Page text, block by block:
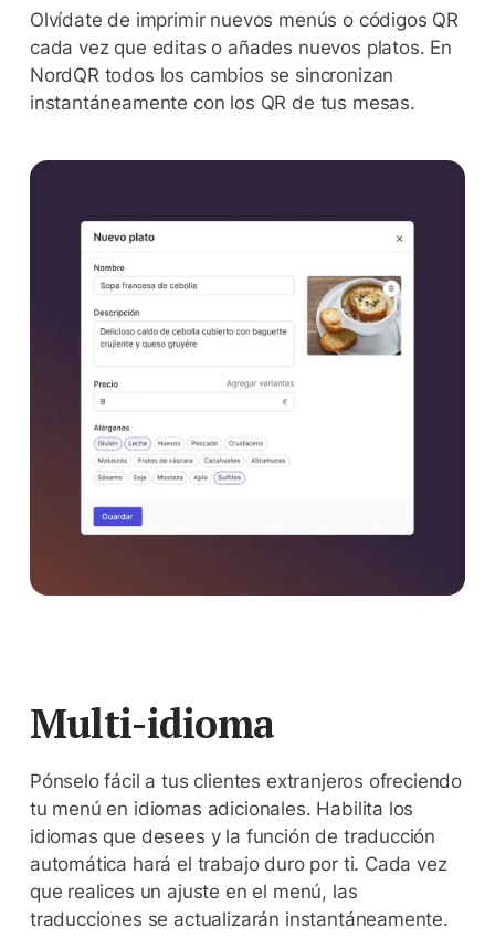
Olvídate de imprimir nuevos menús o códigos QR
cada vez que editas o añades nuevos platos. En
NordQR todos los cambios se sincronizan
instantáneamente con los QR de tus mesas.
Multi-idioma
Pónselo fácil a tus clientes extranjeros ofreciendo
tu menú en idiomas adicionales. Habilita los
idiomas que desees y la función de traducción
automática hará el trabajo duro por ti. Cada vez
que realices un ajuste en el menú, las
traducciones se actualizarán instantáneamente.